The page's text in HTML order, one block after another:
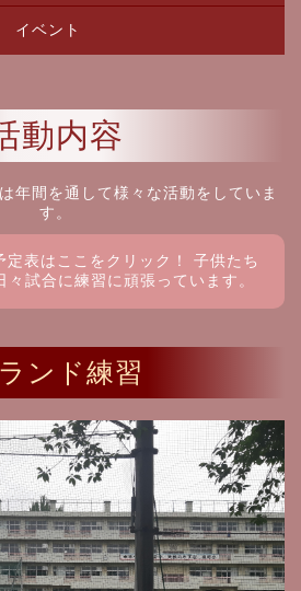
イベント
動内容
年間を通して様々な活動をしていま
す。
表はここをクリック！ 子供たち
々試合に練習に頑張っています。
ンド練習